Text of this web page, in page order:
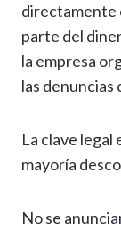
directamente
parte del
la empresa
las denuncias
La clave legal
mayoría
No se